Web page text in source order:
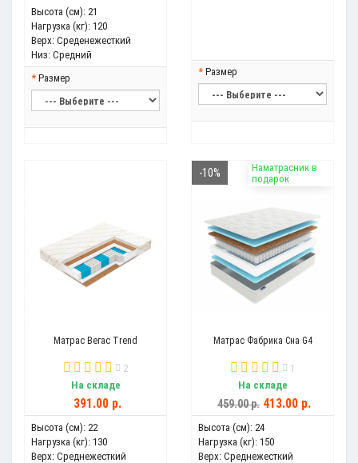
Высота (см): 21
Нагрузка (кг): 120
Верх: Среденежесткий
Низ: Средний
Размер
Размер
Матрас Вегас Trend
2
На складе
391.00 р.
Высота (см): 22
Нагрузка (кг): 130
Верх: Среднежесткий
Наматрасник в
подарок
-10%
Матрас Фабрика Сна G4
1
На складе
459.00 р. 413.00 р.
Высота (см): 24
Нагрузка (кг): 150
Верх: Среднежесткий